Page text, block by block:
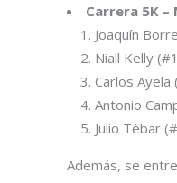
Carrera 5K
Joaquín
Niall Kelly
Carlos Ayela
Antonio
Julio Tébar
Además, se